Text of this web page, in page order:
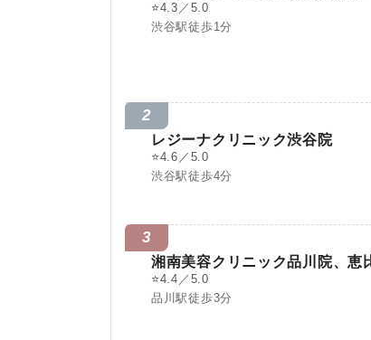
⭐4.3／5.0
渋谷駅徒歩1分
2
レジーナクリニック渋谷院
⭐4.6／5.0
渋谷駅徒歩4分
3
湘南美容クリニック品川院、恵
⭐4.4／5.0
品川駅徒歩3分